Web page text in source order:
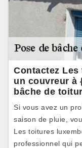
Contactez
un couvreur à
bâche de
Si vous avez un
saison de pluie,
Les toitures
professionnel qui